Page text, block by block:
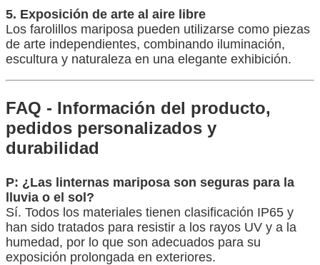
5. Exposición de arte al aire libre
Los farolillos mariposa pueden utilizarse como piezas
de arte independientes, combinando iluminación,
escultura y naturaleza en una elegante exhibición.
FAQ - Información del producto,
pedidos personalizados y
durabilidad
P: ¿Las linternas mariposa son seguras para la
lluvia o el sol?
Sí. Todos los materiales tienen clasificación IP65 y
han sido tratados para resistir a los rayos UV y a la
humedad, por lo que son adecuados para su
exposición prolongada en exteriores.